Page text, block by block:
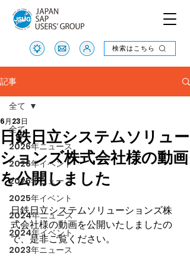
検索はこちら
検索はこちら
記事
全て
2026年ニュース
2026年イベント
2025年ニュース
2025年イベント
2024年ニュース
2024年イベント
2023年ニュース
全て
日鉄日立システムソリュー
ションズ株式会社様の動画
を公開しました
6月23日
日鉄日立システムソリューションズ株
式会社様の動画を公開いたしましたの
で、是非ご覧ください。